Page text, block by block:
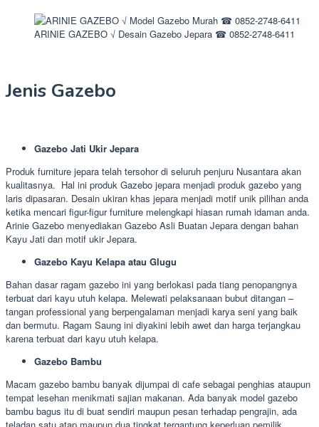
ARINIE GAZEBO √ Desain Gazebo Jepara ☎ 0852-2748-6411
Jenis Gazebo
Gazebo Jati Ukir Jepara
Produk furniture jepara telah tersohor di seluruh penjuru Nusantara akan
kualitasnya. Hal ini produk Gazebo jepara menjadi produk gazebo yang
laris dipasaran. Desain ukiran khas jepara menjadi motif unik pilihan anda
ketika mencari figur-figur furniture melengkapi hiasan rumah idaman anda.
Arinie Gazebo menyediakan Gazebo Asli Buatan Jepara dengan bahan
Kayu Jati dan motif ukir Jepara.
Gazebo Kayu Kelapa atau Glugu
Bahan dasar ragam gazebo ini yang berlokasi pada tiang penopangnya
terbuat dari kayu utuh kelapa. Melewati pelaksanaan bubut ditangan –
tangan professional yang berpengalaman menjadi karya seni yang baik
dan bermutu. Ragam Saung ini diyakini lebih awet dan harga terjangkau
karena terbuat dari kayu utuh kelapa.
Gazebo Bambu
Macam gazebo bambu banyak dijumpai di cafe sebagai penghias ataupun
tempat lesehan menikmati sajian makanan. Ada banyak model gazebo
bambu bagus itu di buat sendiri maupun pesan terhadap pengrajin, ada